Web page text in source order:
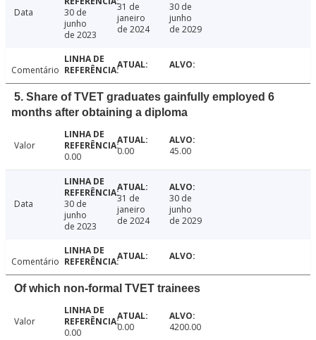
Data
30 de
junho
de 2023
31 de
janeiro
de 2024
30 de
junho
de 2029
Comentário
5. Share of TVET graduates gainfully employed 6
months after obtaining a diploma
Valor
0.00
0.00 45.00
Data
30 de
junho
de 2023
31 de
janeiro
de 2024
30 de
junho
de 2029
Comentário
Of which non-formal TVET trainees
Valor
0.00
0.00 4200.00